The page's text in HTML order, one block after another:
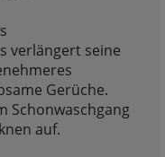
verlängert seine
Gerüche.
Schonwaschgang
auf.